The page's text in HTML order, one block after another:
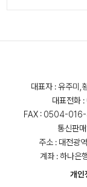
대표자 : 유주미,
대표전화 :
FAX : 0504-016-
통신판
주소 : 대전광
계좌 : 하나
개인